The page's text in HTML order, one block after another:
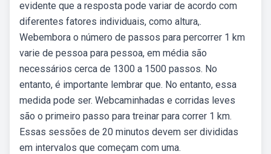
evidente que a resposta pode variar de acordo com
diferentes fatores individuais, como altura,.
Webembora o número de passos para percorrer 1 km
varie de pessoa para pessoa, em média são
necessários cerca de 1300 a 1500 passos. No
entanto, é importante lembrar que. No entanto, essa
medida pode ser. Webcaminhadas e corridas leves
são o primeiro passo para treinar para correr 1 km.
Essas sessões de 20 minutos devem ser divididas
em intervalos que começam com uma.